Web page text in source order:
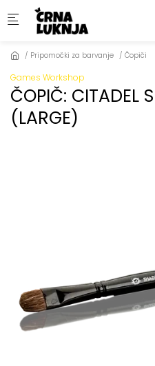
Skip to main content
Pripomočki za barvanje Čopiči
Games Workshop
ČOPIČ: CITADEL
(LARGE)